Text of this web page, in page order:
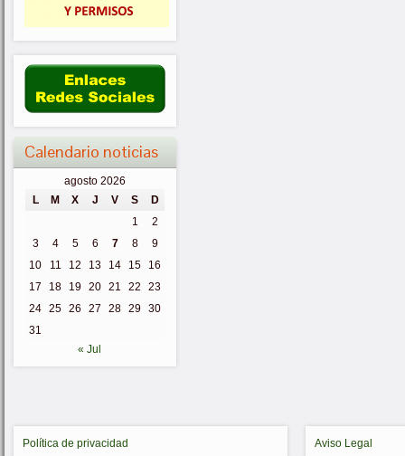
Calendario noticias
agosto 2026
L
M X J V S
D
1
2
3
4 5 6 7 8
9
10
11 12 13 14 15
16
17
18 19 20 21 22
23
24 25 26 27 28 29 30
31
« Jul
Política de privacidad Aviso Legal